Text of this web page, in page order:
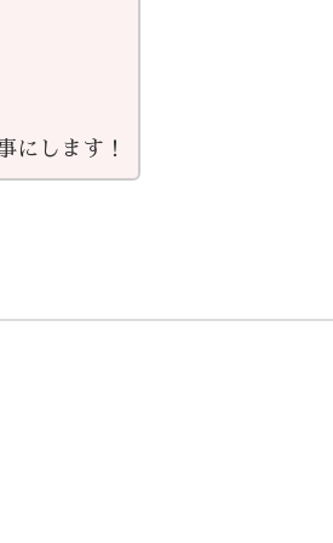
にします！